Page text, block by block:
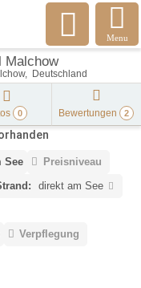
Menu
Malchow
Deutschland
0 Bewertungen 2
See
Preisniveau
direkt am See
Verpflegung